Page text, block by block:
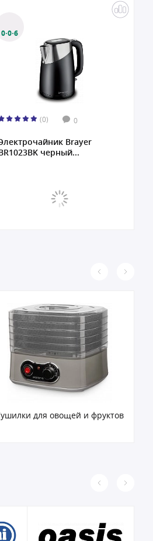
0·0·6
(0) 0
Brayer
черный...
для овощей и фруктов